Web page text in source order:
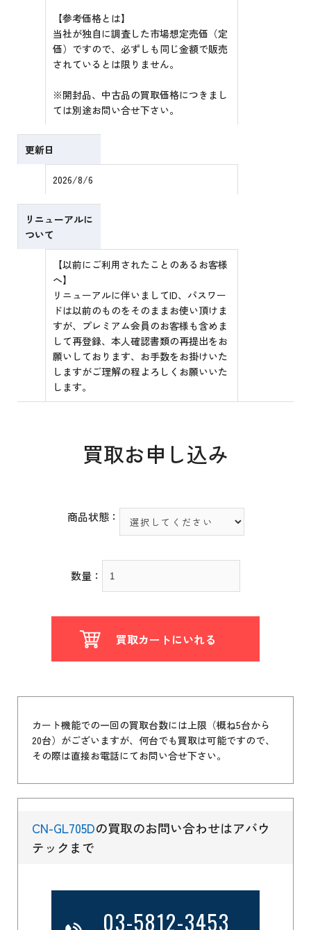
【参考価格とは】
当社が独自に調査した市場想定売価（定
価）ですので、必ずしも同じ金額で販売
されているとは限りません。
※開封品、中古品の買取価格につきまし
ては別途お問い合せ下さい。
更新日
2026/8/6
リニューアルに
ついて
【以前にご利用されたことのあるお客様
へ】
リニューアルに伴いましてID、パスワー
ドは以前のものをそのままお使い頂けま
すが、プレミアム会員のお客様も含めま
して再登録、本人確認書類の再提出をお
願いしております、お手数をお掛けいた
しますがご理解の程よろしくお願いいた
します。
買取お申し込み
商品状態：
数量：
買取カートにいれる
カート機能での一回の買取台数には上限（概ね5台から
20台）がございますが、何台でも買取は可能ですので、
その際は直接お電話にてお問い合せ下さい。
CN-GL705Dの買取のお問い合わせはアバウ
テックまで
03-5812-3453